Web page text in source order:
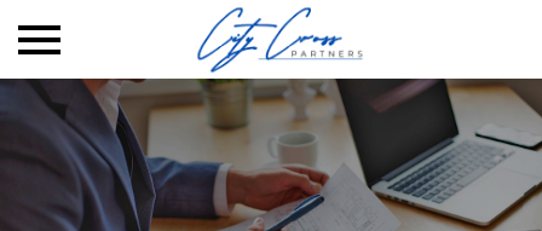
Skip
to
content